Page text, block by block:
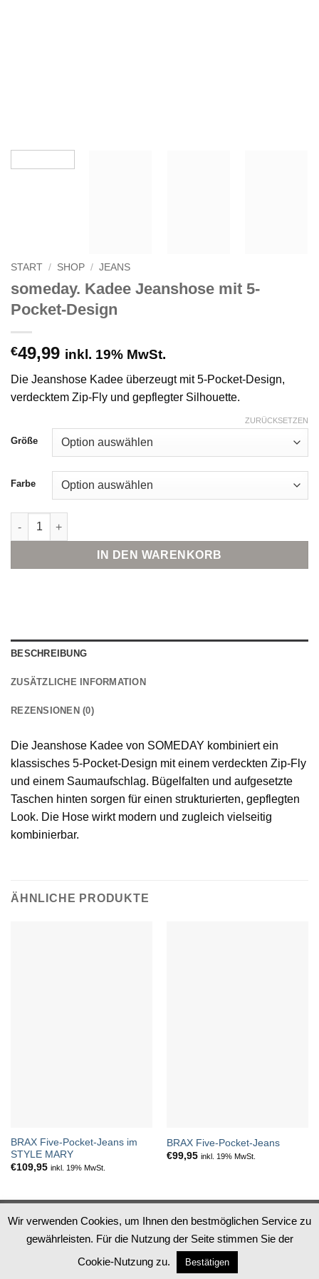
START / SHOP / JEANS
someday. Kadee Jeanshose mit 5-
Pocket-Design
€49,99 inkl. 19% MwSt.
Die Jeanshose Kadee überzeugt mit 5-Pocket-Design,
verdecktem Zip-Fly und gepflegter Silhouette.
Größe
Farbe
ZURÜCKSETZEN
someday. Kadee Jeanshose mit 5-Pocket-Design Menge
IN DEN WARENKORB
BESCHREIBUNG
ZUSÄTZLICHE INFORMATION
REZENSIONEN (0)
Die Jeanshose Kadee von SOMEDAY kombiniert ein
klassisches 5-Pocket-Design mit einem verdeckten Zip-Fly
und einem Saumaufschlag. Bügelfalten und aufgesetzte
Taschen hinten sorgen für einen strukturierten, gepflegten
Look. Die Hose wirkt modern und zugleich vielseitig
kombinierbar.
ÄHNLICHE PRODUKTE
BRAX Five-Pocket-Jeans im
STYLE MARY
€109,95 inkl. 19% MwSt.
BRAX Five-Pocket-Jeans
€99,95 inkl. 19% MwSt.
Datenschutz ImpressumAGB Widerruf
PayPal
Apple
MasterCard
Visa
Copyright 2026 ©Steingrube Mode
Wir verwenden Cookies, um Ihnen den bestmöglichen Service zu
gewährleisten. Für die Nutzung der Seite stimmen Sie der
Cookie-Nutzung zu.
Bestätigen